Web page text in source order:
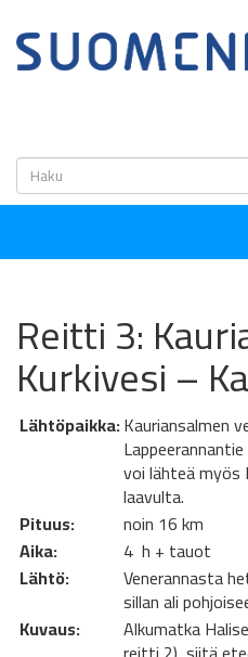
Reitti 3:
Kurkivesi –
Lähtöpaikka:Kauriansalmen
voi lähteä myös
laavulta.
Pituus:
noin 16 km
Aika:
4 h + tauot
Lähtö:
Venerannasta
sillan ali
Kuvaus:
Alkumatka